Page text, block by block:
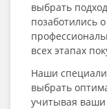
выбрать
позаботились
всех этапах
Наши
выбрать
учитывая ваши